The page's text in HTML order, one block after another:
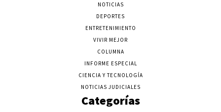
NOTICIAS
DEPORTES
ENTRETENIMIENTO
VIVIR MEJOR
COLUMNA
INFORME ESPECIAL
CIENCIA Y TECNOLOGÍA
NOTICIAS JUDICIALES
Categorías